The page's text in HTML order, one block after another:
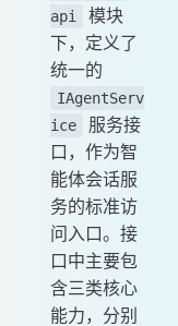
api
模块
下，定义了
统一的
IAgentServ
ice
服务接
口，作为智
能体会话服
务的标准访
问入口。接
口中主要包
含三类核心
能力，分别